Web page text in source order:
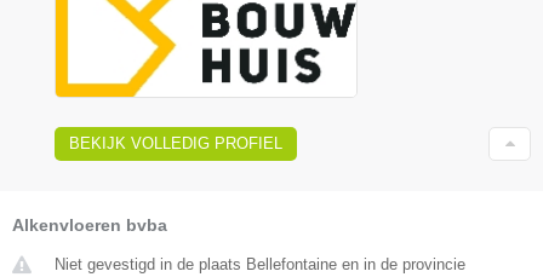
BEKIJK VOLLEDIG PROFIEL
Alkenvloeren bvba
Niet gevestigd in de plaats Bellefontaine en in de provincie